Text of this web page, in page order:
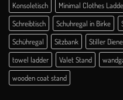
Konsoletisch
Minimal Clothes
Schreibtisch
Schuhregal in Birke
Schühregal
Sitzbank Stiller
towel ladder
Valet Stand
wooden coat stand